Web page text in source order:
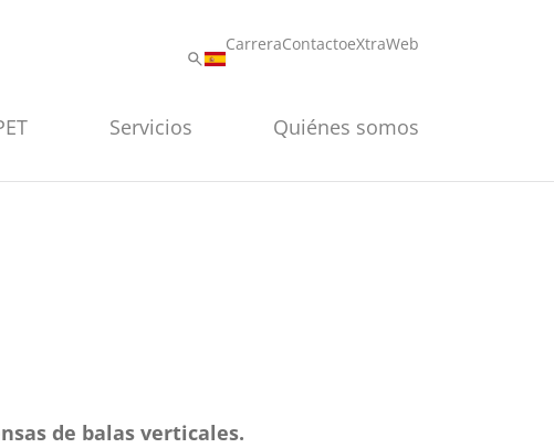
CarreraContactoeXtraWeb
Servicios Quiénes somos
de balas verticales.